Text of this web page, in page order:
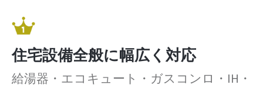
住宅設備全般に幅広く対応
給湯器・エコキュート・ガスコンロ・IH・